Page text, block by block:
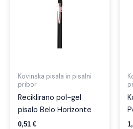
Kovinska pisala in pisalni
pribor
Reciklirano pol-gel
pisalo Belo Horizonte
0,51 €
izberete